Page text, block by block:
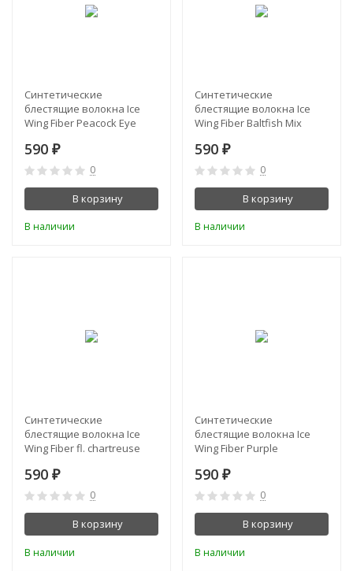
Синтетические
блестящие волокна Ice
Wing Fiber Peacock Eye
590 ₽
0
В корзину
В наличии
Синтетические
блестящие волокна Ice
Wing Fiber Baltfish Mix
590 ₽
0
В корзину
В наличии
Синтетические
блестящие волокна Ice
Wing Fiber fl. chartreuse
590 ₽
0
В корзину
В наличии
Синтетические
блестящие волокна Ice
Wing Fiber Purple
590 ₽
0
В корзину
В наличии